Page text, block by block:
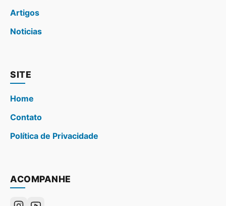
Artigos
Noticias
SITE
Home
Contato
Política de Privacidade
ACOMPANHE